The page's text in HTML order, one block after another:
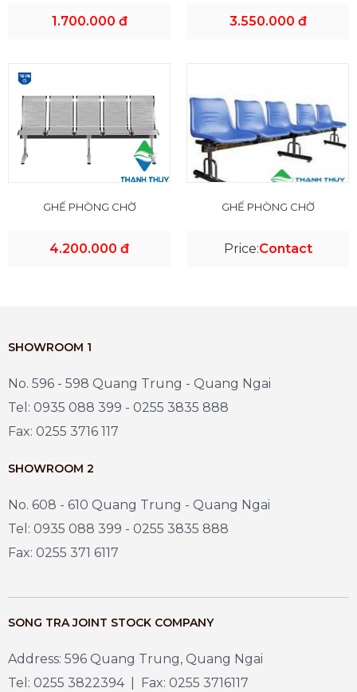
1.700.000 đ 3.550.000 đ
GHẾ PHÒNG CHỜ
4.200.000 đ
GHẾ PHÒNG CHỜ
Price:Contact
SHOWROOM 1
No. 596 - 598 Quang Trung - Quang Ngai
Tel: 0935 088 399 - 0255 3835 888
Fax: 0255 3716 117
SHOWROOM 2
No. 608 - 610 Quang Trung - Quang Ngai
Tel: 0935 088 399 - 0255 3835 888
Fax: 0255 371 6117
SONG TRA JOINT STOCK COMPANY
Address: 596 Quang Trung, Quang Ngai
Tel: 0255 3822394 | Fax: 0255 3716117